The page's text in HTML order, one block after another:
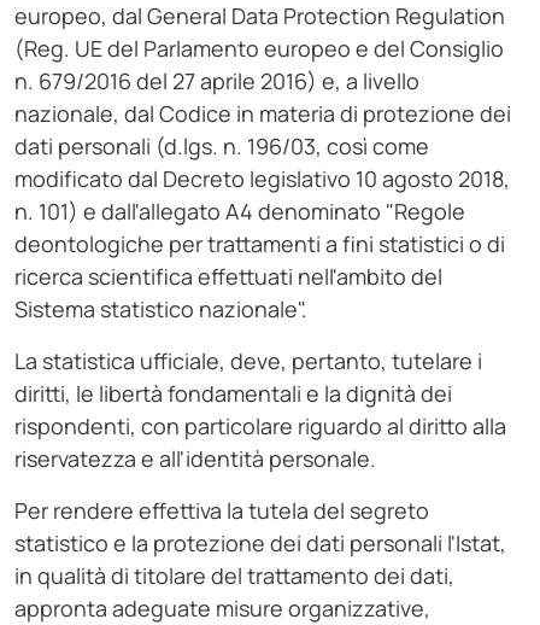
europeo, dal General Data Protection Regulation
(Reg. UE del Parlamento europeo e del Consiglio
n. 679/2016 del 27 aprile 2016) e, a livello
nazionale, dal Codice in materia di protezione dei
dati personali (d.lgs. n. 196/03, così come
modificato dal Decreto legislativo 10 agosto 2018,
n. 101) e dall'allegato A4 denominato "Regole
deontologiche per trattamenti a fini statistici o di
ricerca scientifica effettuati nell'ambito del
Sistema statistico nazionale".
La statistica ufficiale, deve, pertanto, tutelare i
diritti, le libertà fondamentali e la dignità dei
rispondenti, con particolare riguardo al diritto alla
riservatezza e all'identità personale.
Per rendere effettiva la tutela del segreto
statistico e la protezione dei dati personali l'Istat,
in qualità di titolare del trattamento dei dati,
appronta adeguate misure organizzative,